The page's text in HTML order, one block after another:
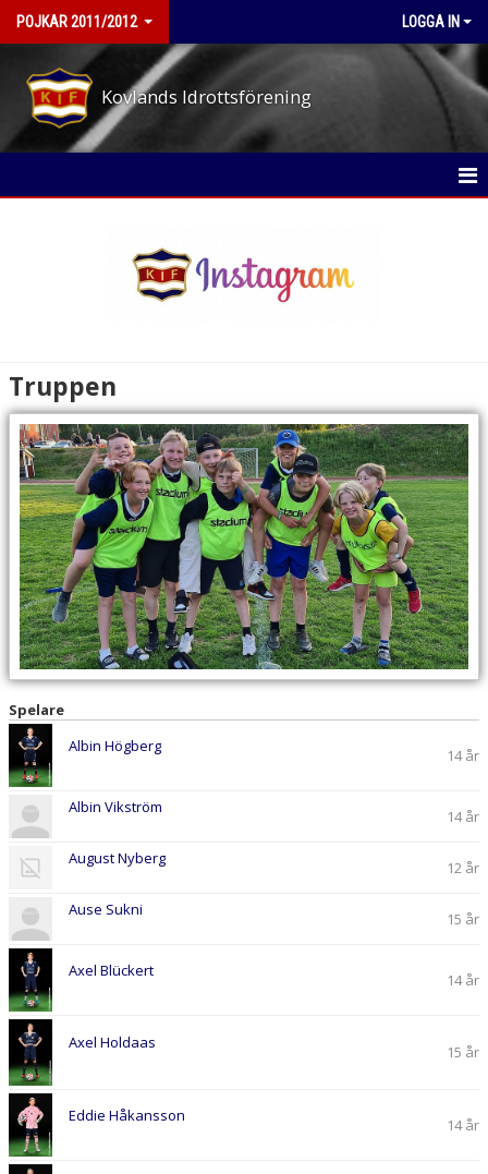
POJKAR 2011/2012 LOGGA IN
Kovlands Idrottsförening
TRUPPEN
BILDGALLERI
DOKUMENT
KONTAKT
Truppen
Spelare
Albin Högberg
14 år
Albin Vikström 14 år
August Nyberg 12 år
Ause Sukni 15 år
Axel Blückert 14 år
Axel Holdaas 15 år
Eddie Håkansson 14 år